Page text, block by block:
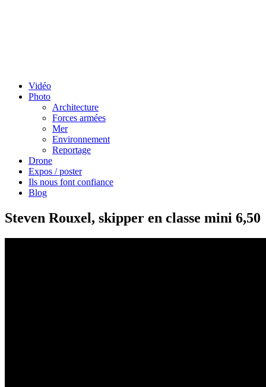
Vidéo
Photo
Architecture
Forces armées
Mer
Environnement
Reportage
Drone
Expos / poster
Ils nous font confiance
Blog
Steven Rouxel, skipper en classe mini 6,50